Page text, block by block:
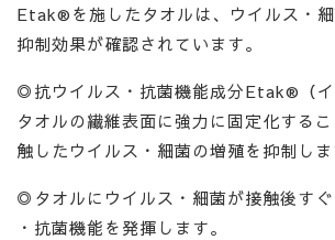
Etak®を施したタオルは、ウイルス・
抑制効果が確認されています。
◎抗ウイルス・抗菌機能成分Etak®（イ
タオルの繊維表面に強力に固定化する
触したウイルス・細菌の増殖を抑制しま
◎タオルにウイルス・細菌が接触後す
・抗菌機能を発揮します。